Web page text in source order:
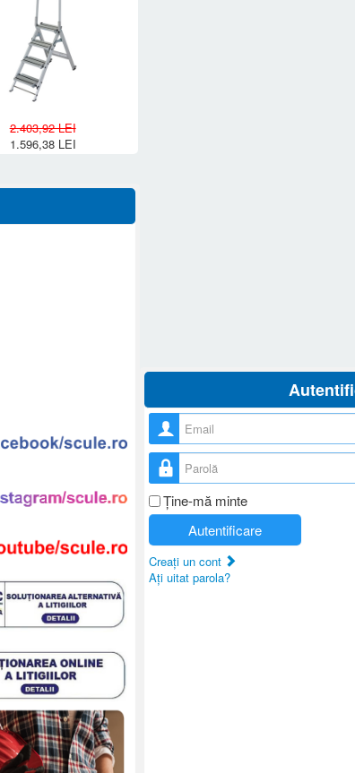
2.403,92 LEI
1.596,38 LEI
Nume utilizator
Parolă
Ţine-mă minte
Autentificare
Creaţi un cont
Aţi uitat parola?